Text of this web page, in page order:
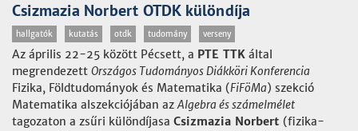
Csizmazia Norbert OTDK különdíja
hallgatók kutatás otdk tudomány verseny
Az április 22-25 között Pécsett, a PTE TTK által
megrendezett Országos Tudományos Diákköri Konferencia
Fizika, Földtudományok és Matematika (FiFöMa) szekció
Matematika alszekciójában azAlgebra és számelmélet
tagozaton a zsűri különdíjasa Csizmazia Norbert (fizika-